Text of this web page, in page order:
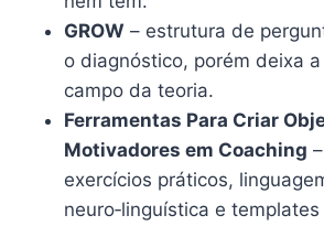
GROW – estrutura de
o diagnóstico, porém deixa
campo da teoria.
Ferramentas Para Criar
Motivadores em Coaching
exercícios práticos,
neuro‑linguística e